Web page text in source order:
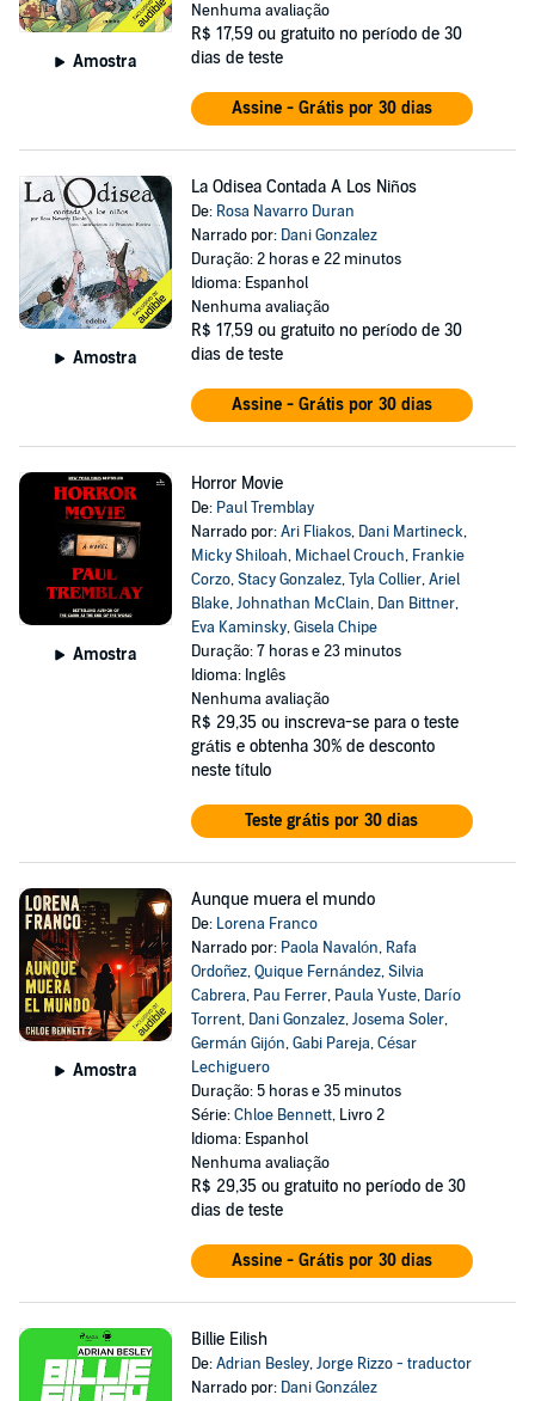
Amostra
Nenhuma avaliação
R$ 17,59 ou gratuito no período de 30
dias de teste
Assine - Grátis por 30 dias
Amostra
La Odisea Contada A Los Niños
De: Rosa Navarro Duran
Narrado por: Dani Gonzalez
Duração: 2 horas e 22 minutos
Idioma: Espanhol
Nenhuma avaliação
R$ 17,59 ou gratuito no período de 30
dias de teste
Assine - Grátis por 30 dias
Amostra
Horror Movie
De: Paul Tremblay
Narrado por:Ari Fliakos, Dani Martineck,
Micky Shiloah, Michael Crouch, Frankie
Corzo,Stacy Gonzalez,Tyla Collier,Ariel
Blake,Johnathan McClain, Dan Bittner,
Eva Kaminsky,Gisela Chipe
Duração: 7 horas e 23 minutos
Idioma: Inglês
Nenhuma avaliação
R$ 29,35 ou inscreva-se para o teste
grátis e obtenha 30% de desconto
neste título
Teste grátis por 30 dias
Amostra
Aunque muera el mundo
De: Lorena Franco
Narrado por: Paola Navalón, Rafa
Ordoñez,Quique Fernández,Silvia
Cabrera, Pau Ferrer, Paula Yuste, Darío
Torrent, Dani Gonzalez,Josema Soler,
Germán Gijón,Gabi Pareja,César
Lechiguero
Duração: 5 horas e 35 minutos
Série:Chloe Bennett, Livro 2
Idioma: Espanhol
Nenhuma avaliação
R$ 29,35 ou gratuito no período de 30
dias de teste
Assine - Grátis por 30 dias
Billie Eilish
De:Adrian Besley,Jorge Rizzo - traductor
Narrado por: Dani González